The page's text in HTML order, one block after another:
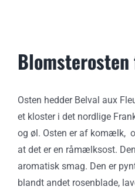
Osten hedder Belval aux
et kloster i det nordlige
og øl. Osten er af komælk,
at det er en råmælksost.
aromatisk smag. Den er
blandt andet rosenblade,